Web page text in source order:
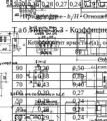
5,00 0,36 0,28 0,27 0,24 0,19
Примечание - bi/H-
ТаблицаВ.3 -
bij °
Коэффициент яркостиr(a)ij
85
80
90
9,20
2,50
80
0,88
0,80
70
0,43
0,40
60
0,30
0,27
50
0,28
0,24
40
0,28
0,24
30
0,29
0,24